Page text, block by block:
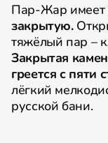
Пар-Жар имеет
закрытую.
тяжёлый пар –
Закрытая
греется с пяти
лёгкий
русской бани.